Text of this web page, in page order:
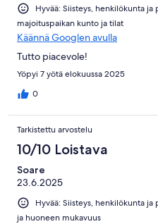
Hyvää: Siisteys, henkilökunta
majoituspaikan kunto ja tilat
Käännä Googlen avulla
Tutto piacevole!
Yöpyi 7 yötä elokuussa 2025
0
Tarkistettu arvostelu
10/10 Loistava
Soare
23.6.2025
Hyvää: Siisteys, henkilökunta
ja huoneen mukavuus